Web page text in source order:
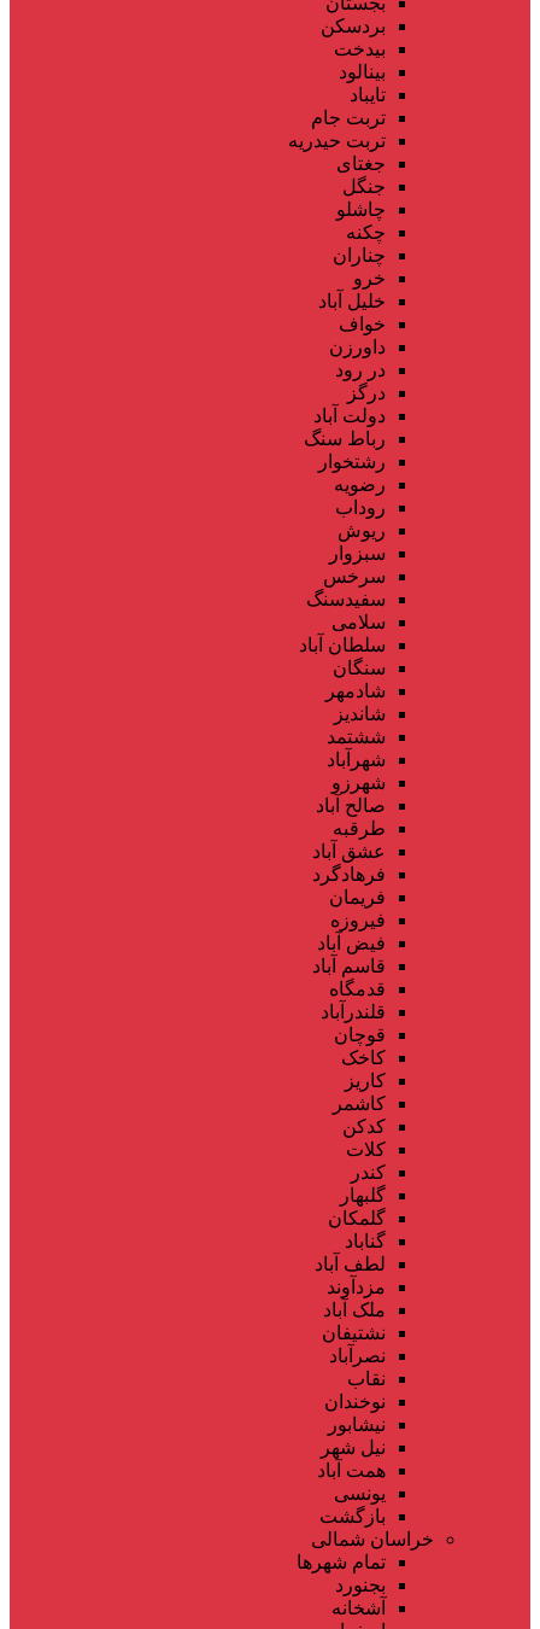
بردسکن
بیدخت
بینالود
تایباد
تربت جام
تربت حیدریه
جغتای
جنگل
چاشلو
چکنه
چناران
خرو
خلیل آباد
خواف
داورزن
در رود
درگز
دولت آباد
رباط سنگ
رشتخوار
رضویه
روداب
ریوش
سبزوار
سرخس
سفیدسنگ
سلامی
سلطان آباد
سنگان
شادمهر
شاندیز
ششتمد
شهرآباد
شهرزو
صالح آباد
طرقبه
عشق آباد
فرهادگرد
فریمان
فیروزه
فیض آباد
قاسم آباد
قدمگاه
قلندرآباد
قوچان
کاخک
کاریز
کاشمر
کدکن
کلات
کندر
گلبهار
گلمکان
گناباد
لطف آباد
مزدآوند
ملک آباد
نشتیفان
نصرآباد
نقاب
نوخندان
نیشابور
نیل شهر
همت آباد
یونسی
بازگشت
خراسان شمالی
تمام شهر‌ها
بجنورد
آشخانه